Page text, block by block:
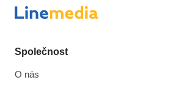
Společnost
O nás